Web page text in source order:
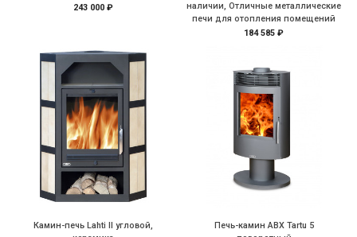
243 000 ₽
наличии, Отличные металлические
печи для отопления помещений
184 585 ₽
Камин-печь Lahti II угловой,
Печь-камин ABX Tartu 5